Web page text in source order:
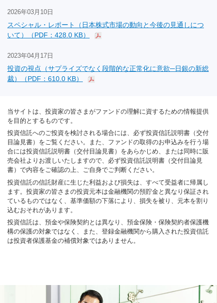
2026年03月10日
スペシャル・レポート（日本株式市場の動向と今後の見通しにつ
いて）（PDF：428.0 KB）
2023年04月17日
投資の視点（サプライズでなく段階的な正常化に意欲─日銀の新総
裁）（PDF：610.0 KB）
当サイトは、投資家の皆さまがファンドの理解に資するための情報提供
を目的とするものです。
投資信託へのご投資を検討される場合には、必ず投資信託説明書（交付
目論見書）をご覧ください。また、ファンドの取得のお申込みを行う場
合には投資信託説明書（交付目論見書）をあらかじめ、または同時に販
売会社よりお渡しいたしますので、必ず投資信託説明書（交付目論見
書）で内容をご確認の上、ご自身でご判断ください。
投資信託の信託財産に生じた利益および損失は、すべて受益者に帰属し
ます。投資家の皆さまの投資元本は金融機関の預貯金と異なり保証され
ているものではなく、基準価額の下落により、損失を被り、元本を割り
込むおそれがあります。
投資信託は、預金や保険契約とは異なり、預金保険・保険契約者保護機
構の保護の対象ではなく、また、登録金融機関から購入された投資信託
は投資者保護基金の補償対象ではありません。